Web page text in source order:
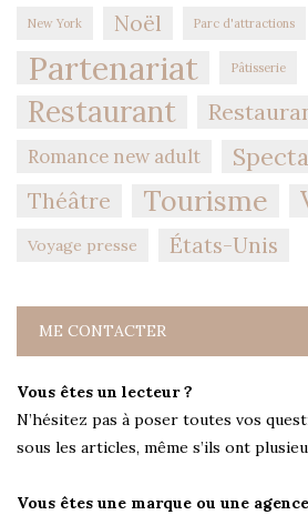
New York Noël Parc d'attractions
Partenariat Pâtisserie
Restaurant
Romance new adult
Théâtre Tourisme
Voyage presse États-Unis
ME CONTACTER
Vous êtes un lecteur ?
N’hésitez pas à poser toutes vos
sous les articles, même s’ils ont
Vous êtes une marque ou une